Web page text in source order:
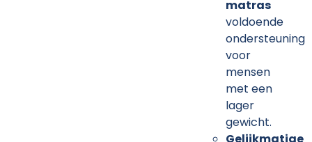
matras
voldoende
ondersteuning
voor
mensen
met een
lager
gewicht.